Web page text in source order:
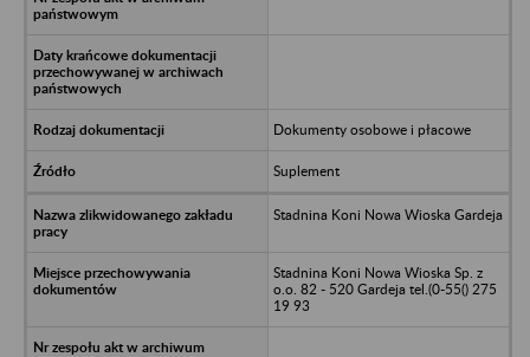
Dokumenty osobowe i płacowe
Suplement
Stadnina Koni Nowa Wioska Gardeja
Stadnina Koni Nowa Wioska Sp. z
o.o. 82 - 520 Gardeja tel.(0-55() 275
19 93